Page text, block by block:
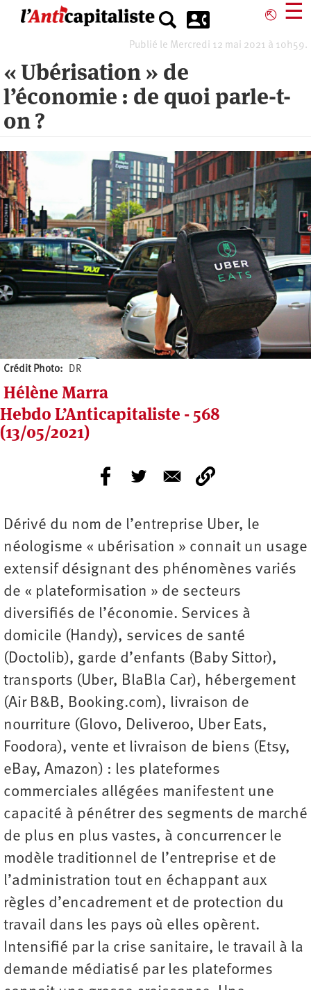
⎋ ☰
Publié le Mercredi 12 mai 2021 à 10h59.
« Ubérisation » de
l’économie : de quoi parle-t-
on ?
Crédit Photo DR
Hélène Marra
Hebdo L’Anticapitaliste - 568
(13/05/2021)
Dérivé du nom de l’entreprise Uber, le
néologisme « ubérisation » connait un usage
extensif désignant des phénomènes variés
de « plateformisation » de secteurs
diversifiés de l’économie. Services à
domicile (Handy), services de santé
(Doctolib), garde d’enfants (Baby Sittor),
transports (Uber, BlaBla Car), hébergement
(Air B&B, Booking.com), livraison de
nourriture (Glovo, Deliveroo, Uber Eats,
Foodora), vente et livraison de biens (Etsy,
eBay, Amazon) : les plateformes
commerciales allégées manifestent une
capacité à pénétrer des segments de marché
de plus en plus vastes, à concurrencer le
modèle traditionnel de l’entreprise et de
l’administration tout en échappant aux
règles d’encadrement et de protection du
travail dans les pays où elles opèrent.
Intensifié par la crise sanitaire, le travail à la
demande médiatisé par les plateformes